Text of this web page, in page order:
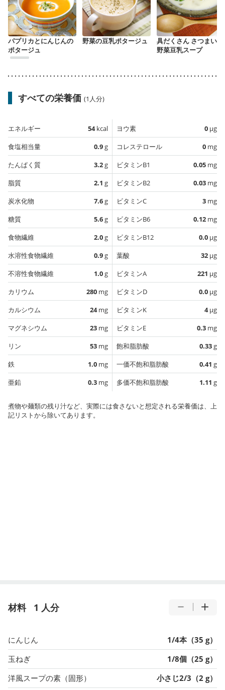
パプリカとにんじんの
ポタージュ
野菜の豆乳ポタージュ
具だくさん さつまいも
野菜豆乳スープ
すべての栄養価 (1人分)
エネルギー 54kcal
食塩相当量
0.9g
たんぱく質
3.2g
脂質
2.1 g
炭水化物
7.6g
糖質
5.6g
食物繊維
2.0g
水溶性食物繊維
0.9g
不溶性食物繊維
1.0g
カリウム
280 mg
カルシウム
24mg
マグネシウム
23 mg
リン
53 mg
鉄
1.0 mg
亜鉛
0.3 mg
ヨウ素 0 µg
コレステロール
0 mg
ビタミンB1
0.05 mg
ビタミンB2
0.03 mg
ビタミンC
3 mg
ビタミンB6
0.12 mg
ビタミンB12
0.0 µg
葉酸
32 µg
ビタミンA
221 µg
ビタミンD
0.0 µg
ビタミンK
4µg
ビタミンE
0.3 mg
飽和脂肪酸
0.33g
一価不飽和脂肪酸
0.41 g
多価不飽和脂肪酸
1.11 g
煮物や麺類の残り汁など、実際には食さないと想定される栄養価は、上
記リストから除いてあります。
材料 1 人分
にんじん
1/4本（35 g）
玉ねぎ
1/8個（25 g）
洋風スープの素（固形）
小さじ2/3（2 g）